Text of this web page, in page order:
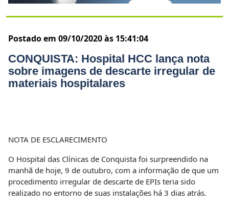
Postado em 09/10/2020 às 15:41:04
CONQUISTA: Hospital HCC lança nota
sobre imagens de descarte irregular de
materiais hospitalares
NOTA DE ESCLARECIMENTO
O Hospital das Clínicas de Conquista foi surpreendido na
manhã de hoje, 9 de outubro, com a informação de que um
procedimento irregular de descarte de EPIs teria sido
realizado no entorno de suas instalações há 3 dias atrás.